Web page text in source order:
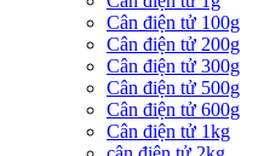
Cân điện tử 100g
Cân điện tử 200g
Cân điện tử 300g
Cân điện tử 500g
Cân điện tử 600g
Cân điện tử 1kg